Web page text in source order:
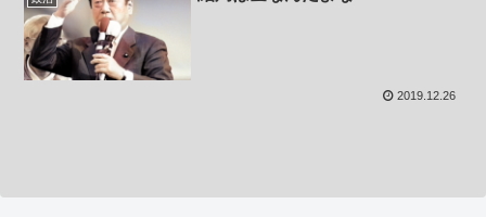
2019.12.26